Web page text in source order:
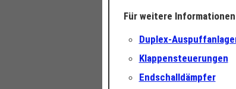
Für weitere
Duplex-
Klappensteuerungen
Endschalldämpfer